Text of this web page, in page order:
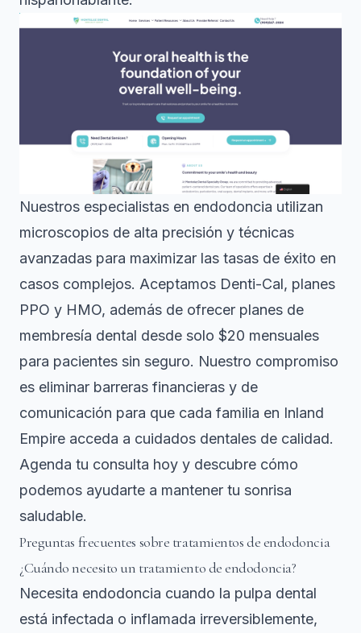
Nuestros especialistas en endodoncia utilizan
microscopios de alta precisión y técnicas
avanzadas para maximizar las tasas de éxito en
casos complejos. Aceptamos Denti-Cal, planes
PPO y HMO, además de ofrecer planes de
membresía dental desde solo $20 mensuales
para pacientes sin seguro. Nuestro compromiso
es eliminar barreras financieras y de
comunicación para que cada familia en Inland
Empire acceda a cuidados dentales de calidad.
Agenda tu consulta hoy y descubre cómo
podemos ayudarte a mantener tu sonrisa
saludable.
Preguntas frecuentes sobre tratamientos de endodoncia
¿Cuándo necesito un tratamiento de endodoncia?
Necesita endodoncia cuando la pulpa dental
está infectada o inflamada irreversiblemente,